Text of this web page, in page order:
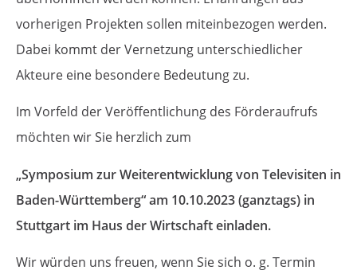
vorherigen Projekten sollen miteinbezogen werden.
Dabei kommt der Vernetzung unterschiedlicher
Akteure eine besondere Bedeutung zu.
Im Vorfeld der Veröffentlichung des Förderaufrufs
möchten wir Sie herzlich zum
„Symposium zur Weiterentwicklung von Televisiten in
Baden-Württemberg“ am 10.10.2023 (ganztags) in
Stuttgart im Haus der Wirtschaft einladen.
Wir würden uns freuen, wenn Sie sich o. g. Termin